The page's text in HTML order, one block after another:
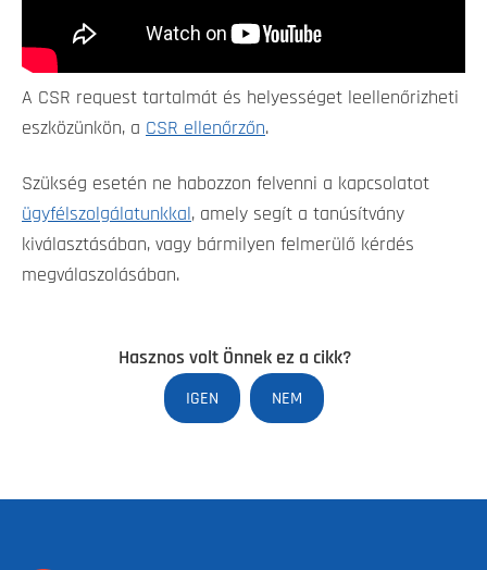
A CSR request tartalmát és helyességet leellenőrizheti
eszközünkön, a CSR ellenőrzőn.
Szükség esetén ne habozzon felvenni a kapcsolatot
ügyfélszolgálatunkkal , amely segít a tanúsítvány
kiválasztásában, vagy bármilyen felmerülő kérdés
megválaszolásában.
Hasznos volt Önnek ez a cikk?
IGEN NEM